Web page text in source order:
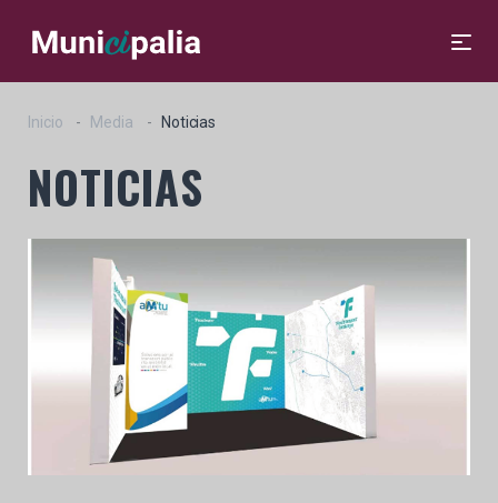
Inicio Media Noticias
NOTICIAS